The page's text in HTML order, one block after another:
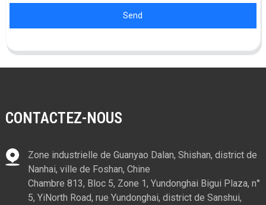
Send
CONTACTEZ-NOUS
Zone industrielle de Guanyao Dalan, Shishan, district de
Nanhai, ville de Foshan, Chine
Chambre 813, Bloc 5, Zone 1, Yundonghai Bigui Plaza, n°
5, YiNorth Road, rue Yundonghai, district de Sanshui,